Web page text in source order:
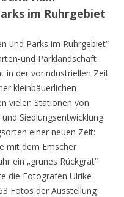
im Ruhrgebiet
und Parks im Ruhrgebiet“
und Parklandschaft
in der vorindustriellen Zeit
kleinbäuerlichen
vielen Stationen von
Siedlungsentwicklung
einer neuen Zeit:
mit dem Emscher
ein „grünes Rückgrat“
die Fotografen Ulrike
Fotos der Ausstellung